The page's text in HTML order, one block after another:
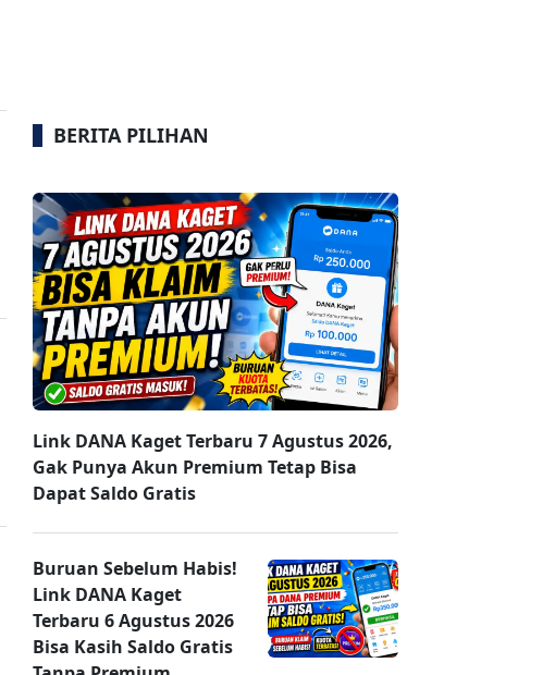
BERITA PILIHAN
Link DANA Kaget Terbaru 7 Agustus 2026,
Gak Punya Akun Premium Tetap Bisa
Dapat Saldo Gratis
Buruan Sebelum Habis!
Link DANA Kaget
Terbaru 6 Agustus 2026
Bisa Kasih Saldo Gratis